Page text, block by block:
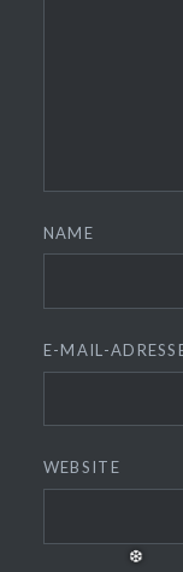
NAME
E-MAIL-
WEBSITE